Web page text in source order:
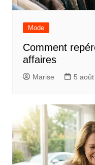
Mode
Comment
affaires
Marise 5